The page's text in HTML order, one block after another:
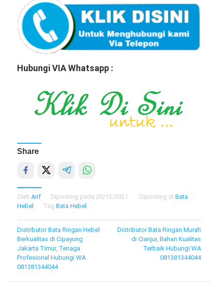
Hubungi VIA Whatsapp :
Share
Oleh Arif Diposting pada 20/12/2021 Diposting di Bata
Hebel
Tag Bata Hebel
Navigasi
pos
Distributor Bata Ringan Hebel
Berkualitas di Cipayung
Jakarta Timur, Tenaga
Profesional Hubungi WA
081381344044
Distributor Bata Ringan Murah
di Cianjur, Bahan Kualitas
Terbaik Hubungi WA
081381344044